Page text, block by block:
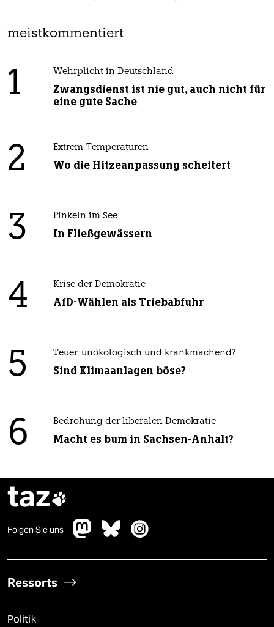
meistkommentiert
1 Wehrplicht in Deutschland
Zwangsdienst ist nie gut, auch nicht für
eine gute Sache
2 Extrem-Temperaturen
Wo die Hitzeanpassung scheitert
3 Pinkeln im See
In Fließgewässern
4 Krise der Demokratie
AfD-Wählen als Triebabfuhr
5 Teuer, unökologisch und krankmachend?
Sind Klimaanlagen böse?
6 Bedrohung der liberalen Demokratie
Macht es bum in Sachsen-Anhalt?
taz
Folgen Sie uns
Ressorts
Politik